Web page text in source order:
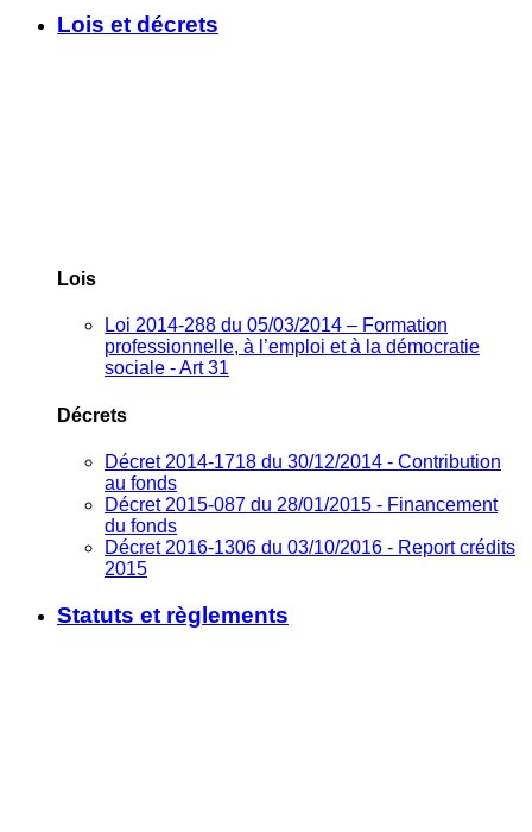
Lois et décrets
Lois
Loi 2014-288 du 05/03/2014 – Formation
professionnelle, à l’emploi et à la démocratie
sociale - Art 31
Décrets
Décret 2014-1718 du 30/12/2014 - Contribution
au fonds
Décret 2015-087 du 28/01/2015 - Financement
du fonds
Décret 2016-1306 du 03/10/2016 - Report crédits
2015
Statuts et règlements